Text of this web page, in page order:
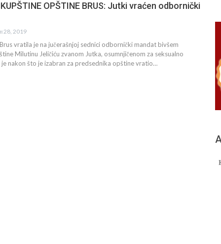
OPŠTINE BRUS: Jutki vraćen odbornički
28, 2019
vratila je na jučerašnjoj sednici odbornički mandat bivšem
Milutinu Jeličiću zvanom Jutka, osumnjičenom za seksualno
je nakon što je izabran za predsednika opštine vratio…